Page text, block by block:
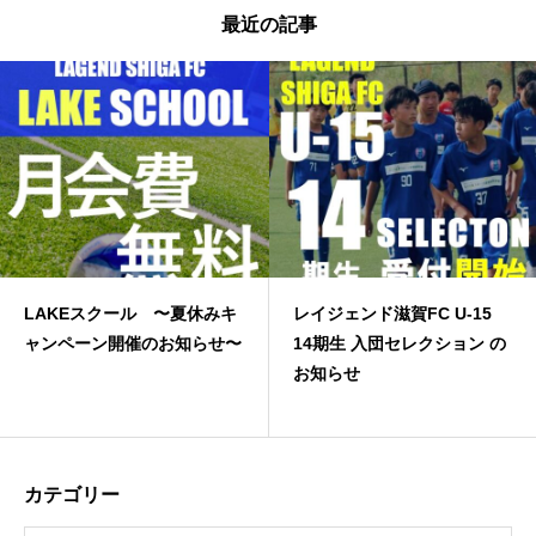
最近の記事
夏休みキ
お知らせ〜
レイジェンド滋賀FC U-15
14期生 入団セレクション の
JFA高円宮３
カテゴリー